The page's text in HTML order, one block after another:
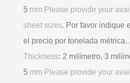
5 mm Please provide your
sheet sizes. Por favor indique
el precio por tonelada métrica..
Thickness: 2 milímetro, 3
5 mm Please provide your